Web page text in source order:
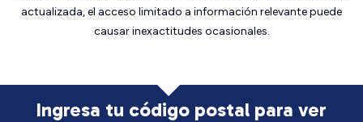
actualizada, el acceso limitado a información relevante puede
causar inexactitudes ocasionales.
Ingresa tu código postal para ver